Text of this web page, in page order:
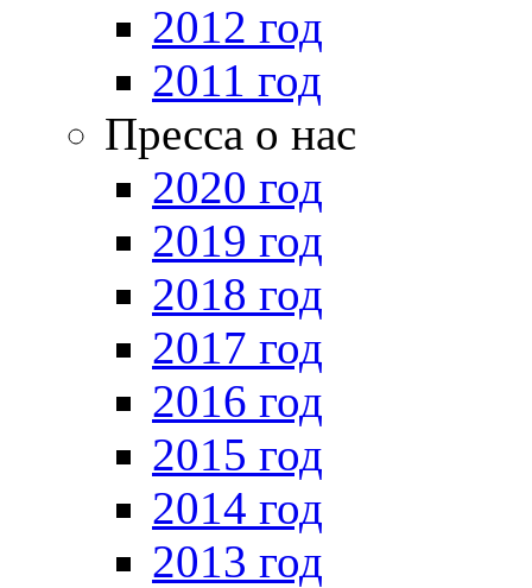
2012 год
2011 год
Пресса о нас
2020 год
2019 год
2018 год
2017 год
2016 год
2015 год
2014 год
2013 год